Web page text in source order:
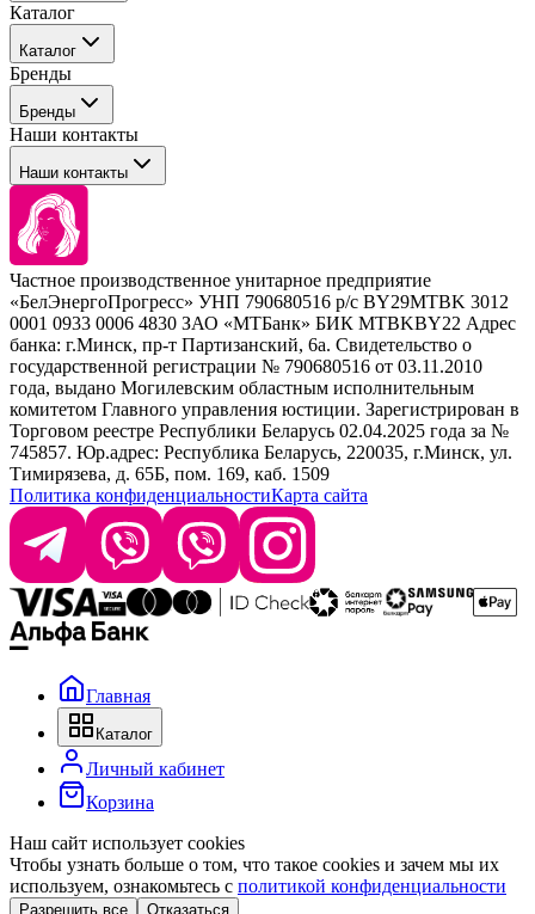
События
Покупателю
Каталог
Каталог
Профессиональные средства для окрашивания волос
Сервисные средства
Уход
Стайлинг
Брови и ресницы
Барберинг
Наборы
Расходные материалы
Бренды
Бренды
Tefia
Concept
Kezy
Barex
Sim Sensitive
Kebren
Selective Professional
White Line
Наши контакты
Наши контакты
+ 375 44 7233514
+ 375 29 1649505
info@krasabel.by
Офис: г. Минск, ул. Тимирязева 65Б, офис 1509
Склад: г. Минск, ул. Домбровская, 15
Время работы: пн–чт 9:00–17:30, пт 9:00–17:00
Частное производственное унитарное предприятие
«БелЭнергоПрогресс» УНП 790680516 р/с BY29MTBK 3012
0001 0933 0006 4830 ЗАО «МТБанк» БИК MTBKBY22 Адрес
банка: г.Минск, пр-т Партизанский, 6а. Свидетельство о
государственной регистрации № 790680516 от 03.11.2010
года, выдано Могилевским областным исполнительным
комитетом Главного управления юстиции. Зарегистрирован в
Торговом реестре Республики Беларусь 02.04.2025 года за №
745857. Юр.адрес: Республика Беларусь, 220035, г.Минск, ул.
Тимирязева, д. 65Б, пом. 169, каб. 1509
Политика конфиденциальностиКарта сайта
Главная
Каталог
Личный кабинет
Корзина
Наш сайт использует cookies
Чтобы узнать больше о том, что такое cookies и зачем мы их
используем, ознакомьтесь с политикой конфиденциальности
Разрешить все Отказаться